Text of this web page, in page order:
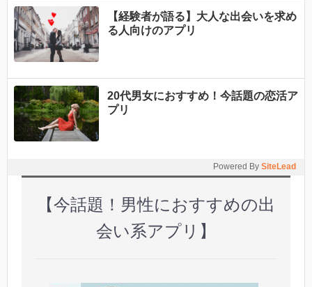
【経験者が語る】大人な出会いを求め
る人向けのアプリ
20代男女におすすめ！今話題の恋活ア
プリ
Powered By SiteLead
【今話題！男性におすすめの出
会い系アプリ】